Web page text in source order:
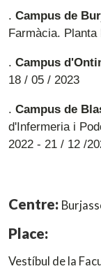
. Campus de
Farmàcia.
. Campus
18 / 05 / 2023
. Campus de
d'Infermeria i
2022 - 21 / 12 /
Centre:
Place:
Vestíbul de la